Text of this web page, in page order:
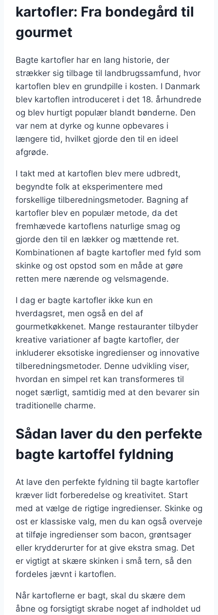
kartofler: Fra bondegård til
gourmet
Bagte kartofler har en lang historie, der
strækker sig tilbage til landbrugssamfund, hvor
kartoflen blev en grundpille i kosten. I Danmark
blev kartoflen introduceret i det 18. århundrede
og blev hurtigt populær blandt bønderne. Den
var nem at dyrke og kunne opbevares i
længere tid, hvilket gjorde den til en ideel
afgrøde.
I takt med at kartoflen blev mere udbredt,
begyndte folk at eksperimentere med
forskellige tilberedningsmetoder. Bagning af
kartofler blev en populær metode, da det
fremhævede kartoflens naturlige smag og
gjorde den til en lækker og mættende ret.
Kombinationen af bagte kartofler med fyld som
skinke og ost opstod som en måde at gøre
retten mere nærende og velsmagende.
I dag er bagte kartofler ikke kun en
hverdagsret, men også en del af
gourmetkøkkenet. Mange restauranter tilbyder
kreative variationer af bagte kartofler, der
inkluderer eksotiske ingredienser og innovative
tilberedningsmetoder. Denne udvikling viser,
hvordan en simpel ret kan transformeres til
noget særligt, samtidig med at den bevarer sin
traditionelle charme.
Sådan laver du den perfekte
bagte kartoffel fyldning
At lave den perfekte fyldning til bagte kartofler
kræver lidt forberedelse og kreativitet. Start
med at vælge de rigtige ingredienser. Skinke og
ost er klassiske valg, men du kan også overveje
at tilføje ingredienser som bacon, grøntsager
eller krydderurter for at give ekstra smag. Det
er vigtigt at skære skinken i små tern, så den
fordeles jævnt i kartoflen.
Når kartoflerne er bagt, skal du skære dem
åbne og forsigtigt skrabe noget af indholdet ud